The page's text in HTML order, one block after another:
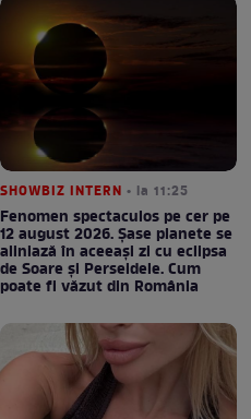
SHOWBIZ INTERN • la 11:25
Fenomen spectaculos pe cer pe
12 august 2026. Șase planete se
aliniază în aceeași zi cu eclipsa
de Soare și Perseidele. Cum
poate fi văzut din România